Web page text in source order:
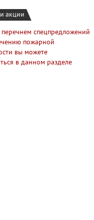
акции
спецпредложений
пожарной
вы можете
в данном разделе